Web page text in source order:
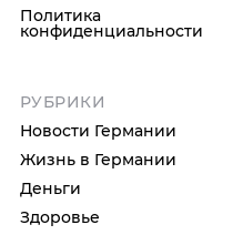
Политика
конфиденциальности
РУБРИКИ
Новости Германии
Жизнь в Германии
Деньги
Здоровье